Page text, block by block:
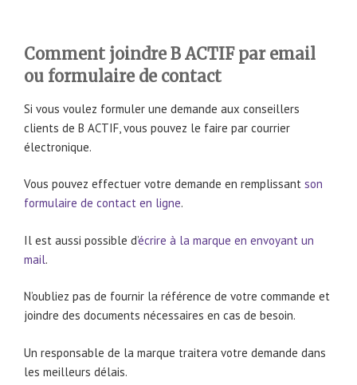
Comment joindre B ACTIF par email
ou formulaire de contact
Si vous voulez formuler une demande aux conseillers
clients de B ACTIF, vous pouvez le faire par courrier
électronique.
Vous pouvez effectuer votre demande en remplissant son
formulaire de contact en ligne.
Il est aussi possible d’écrire à la marque en envoyant un
mail.
N’oubliez pas de fournir la référence de votre commande et
joindre des documents nécessaires en cas de besoin.
Un responsable de la marque traitera votre demande dans
les meilleurs délais.